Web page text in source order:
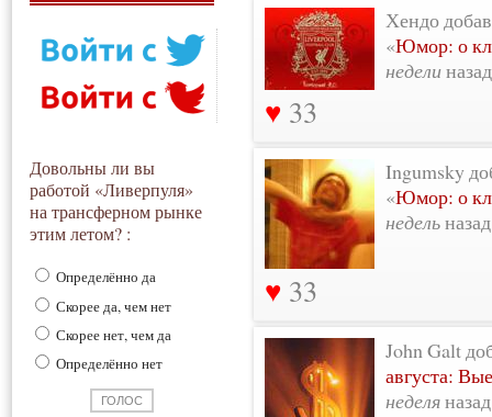
Довольны ли вы
работой «Ливерпуля»
на трансферном рынке
этим летом? :
Определённо да
Скорее да, чем нет
Скорее нет, чем да
Определённо нет
33
Хендо
«Юмор: о
недели
33
Ingumsky
«Юмор: о
недель
John Galt
августа:
неделя